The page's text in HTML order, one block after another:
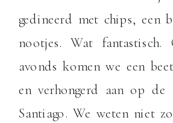
gedineerd met chips, een
nootjes. Wat fantastisch.
avonds komen we een
en verhongerd aan op de
Santiago. We weten niet